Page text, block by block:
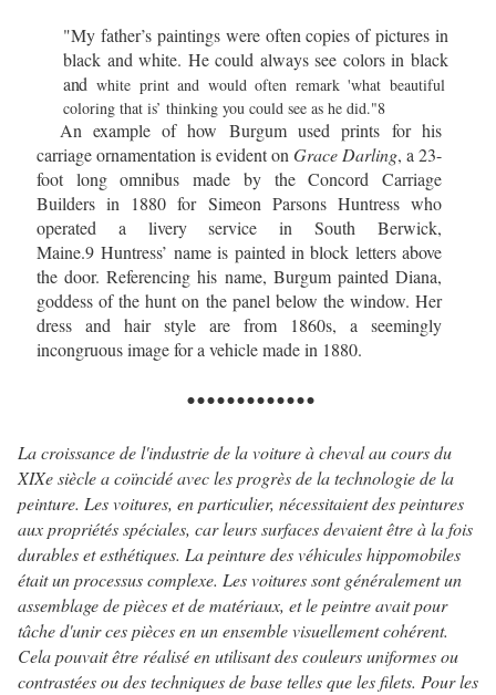
"My father’s paintings were often copies of pictures in
black and white. He could always see colors in black
andwhite print and would often remark 'what beautiful
coloring that is’ thinking you could see as he did."8
An example of how Burgum used prints for his
carriage ornamentation is evident on Grace Darling, a 23-
foot long omnibus made by the Concord Carriage
Builders in 1880 for Simeon Parsons Huntress who
operated a livery service in South Berwick,
Maine.9Huntress’ name is painted in block letters above
the door. Referencing his name, Burgum painted Diana,
goddess of the hunt on the panel below the window. Her
dress and hair style are from 1860s, a seemingly
incongruous image for a vehicle made in 1880.
.............
La croissance de l'industrie de la voiture à cheval au cours du
XIXe siècle a coïncidé avec les progrès de la technologie de la
peinture. Les voitures, en particulier, nécessitaient des peintures
aux propriétés spéciales, car leurs surfaces devaient être à la fois
durables et esthétiques. La peinture des véhicules hippomobiles
était un processus complexe. Les voitures sont généralement un
assemblage de pièces et de matériaux, et le peintre avait pour
tâche d'unir ces pièces en un ensemble visuellement cohérent.
Cela pouvait être réalisé en utilisant des couleurs uniformes ou
contrastées ou des techniques de base telles que les filets. Pour les